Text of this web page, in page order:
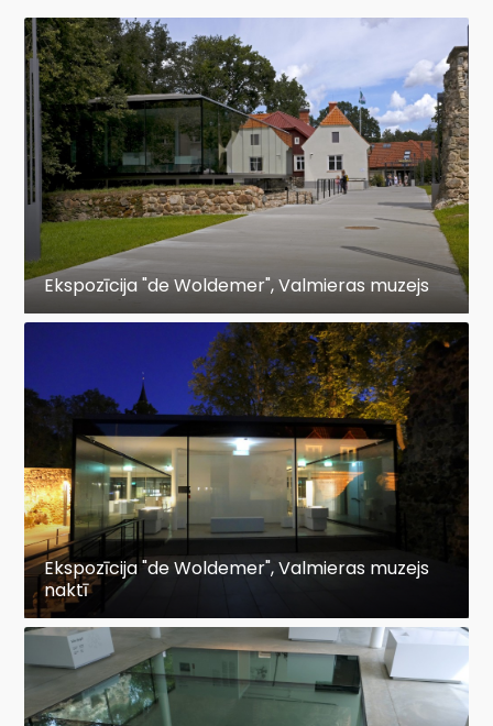
Ekspozīcija "de Woldemer", Valmieras muzejs
Ekspozīcija "de Woldemer", Valmieras muzejs
naktī